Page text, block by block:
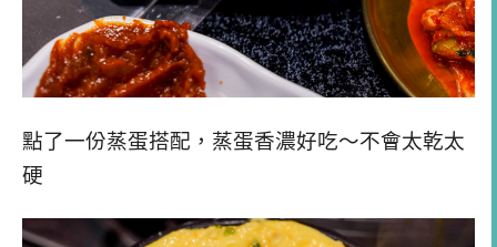
點了一份蒸蛋搭配，蒸蛋香濃好吃～不會太乾太
硬